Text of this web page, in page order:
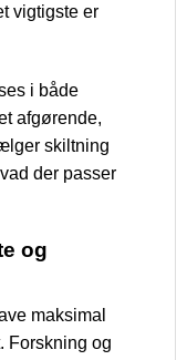
vigtigste er
i både
afgørende,
skiltning
der passer
og
maksimal
Forskning og